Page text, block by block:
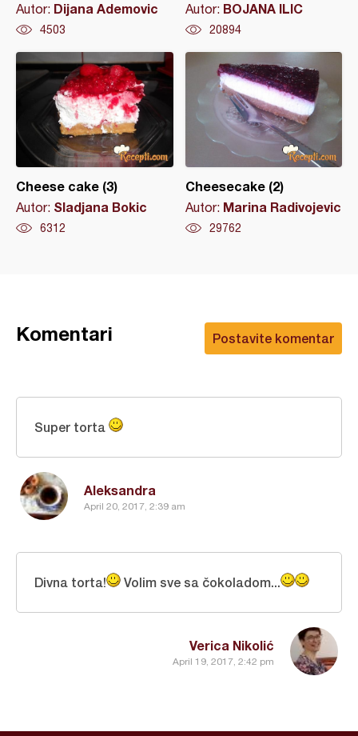
Autor: Dijana Ademovic
4503
Autor: BOJANA ILIC
20894
Cheese cake (3)
Autor: Sladjana Bokic
6312
Cheesecake (2)
Autor: Marina Radivojevic
29762
Postavite komentar
Komentari
Aleksandra
April 20, 2017, 2:39 am
Super torta
Verica Nikolić
April 19, 2017, 2:42 pm
Divna torta! Volim sve sa čokoladom...